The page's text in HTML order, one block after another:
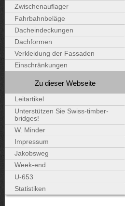
Zwischenauflager
Fahrbahnbeläge
Dacheindeckungen
Dachformen
Verkleidung der Fassaden
Einschränkungen
Zu dieser Webseite
Leitartikel
Unterstützen Sie Swiss-timber-
bridges!
W. Minder
Impressum
Jakobsweg
Week-end
U-653
Statistiken